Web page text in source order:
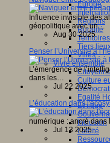
Europe
Régions
Ruralité
Tiers
Villes
Vivre ensemble
Culture
Egalité
Ethique
Inclusion
Laïcité
Influence invisible des
géopolitique avec un…
Aug 30 2025
Penser l’Université à
L’émergence de
dans les…
Jul 22 2025
L’éducation dans
numérique : ancré dans
Jul 13 2025